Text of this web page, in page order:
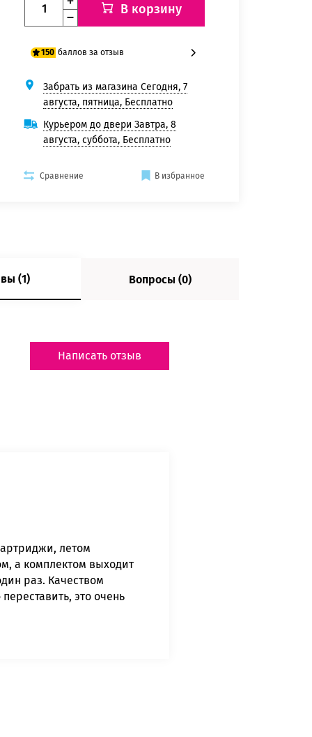
В корзину
150 баллов за отзыв
125 баллов
150 баллов
Забрать из магазина Сегодня, 7
августа, пятница, Бесплатно
Курьером до двери Завтра, 8
августа, суббота, Бесплатно
Сравнение В избранное
(1) Вопросы (0)
Написать отзыв
летом
а комплектом выходит
раз. Качеством
это очень